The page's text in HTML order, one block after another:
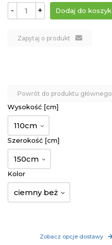
- +
Zapytaj o produkt
Powrót do produktu głównego
Wysokość [cm]
110cm
Szerokość [cm]
150cm
Kolor
ciemny beż
Zobacz opcje dostawy